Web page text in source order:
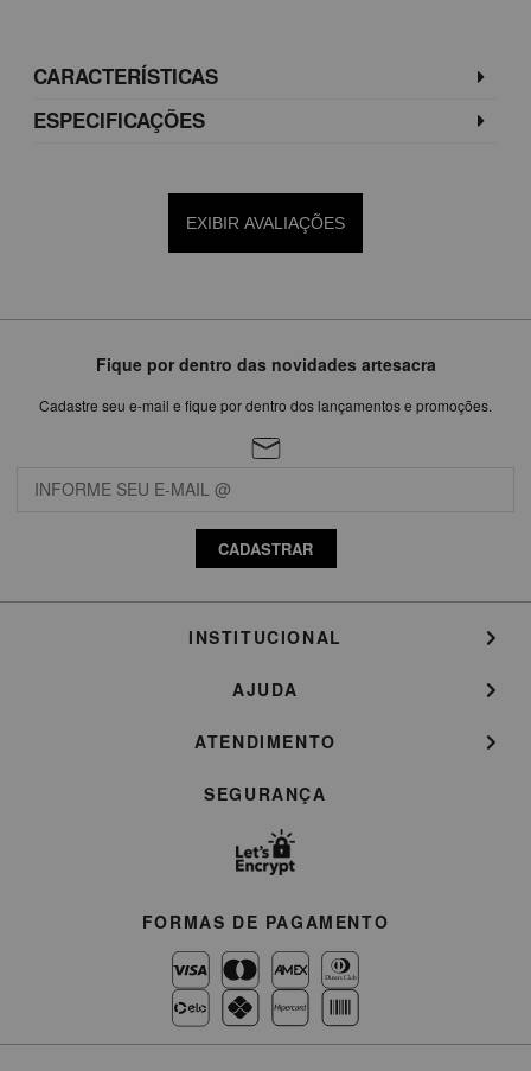
CARACTERÍSTICAS
ESPECIFICAÇÕES
EXIBIR AVALIAÇÕES
Fique por dentro das novidades artesacra
Cadastre seu e-mail e fique por dentro dos lançamentos e promoções.
CADASTRAR
INSTITUCIONAL
AJUDA
ATENDIMENTO
SEGURANÇA
FORMAS DE PAGAMENTO